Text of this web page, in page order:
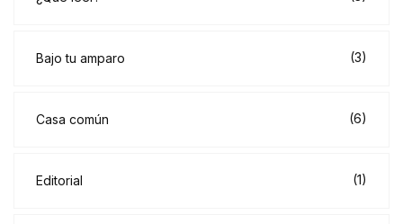
Bajo tu amparo (3)
Casa común (6)
Editorial (1)